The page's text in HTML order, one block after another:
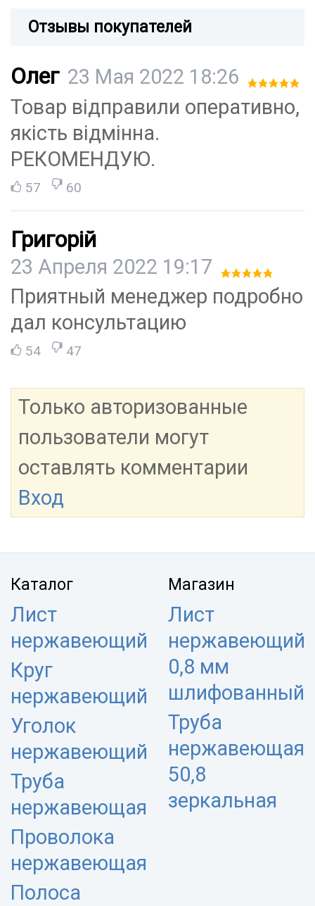
Отзывы покупателей
Олег 23 Мая 2022 18:26
Товар відправили оперативно,
якість відмінна.
РЕКОМЕНДУЮ.
57 60
Григорій
23 Апреля 2022 19:17
Приятный менеджер подробно
дал консультацию
54 47
Только авторизованные
пользователи могут
оставлять комментарии
Вход
Каталог
Лист
нержавеющий
Круг
нержавеющий
Уголок
нержавеющий
Труба
нержавеющая
Проволока
нержавеющая
Полоса
Магазин
Лист
нержавеющий
0,8 мм
шлифованный
Труба
нержавеющая
50,8
зеркальная